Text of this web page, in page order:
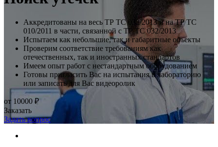
Аккредитованы на весь ТР ТС 032/2013 и на ТР ТС
010/2011 в части, связанной с ТР ТС 032/2013
Испытаем как небольшие, так и габаритные объекты
Проверим соответствие требованиям как
отечественных, так и иностранных стандартов
Имеем опыт работ с нестандартным оборудованием
Готовы пригласить Вас на испытания в лабораторию
или записать для Вас видеоролик
от 10000 ₽
Заказать
Задать вопрос